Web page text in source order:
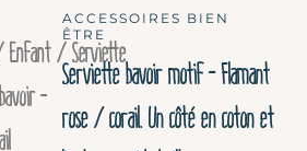
Enfant/Serviette
–
ACCESSOIRES BIEN
ÊTRE
Serviette bavoir motif – Flamant
rose / corail. Un côté en coton et